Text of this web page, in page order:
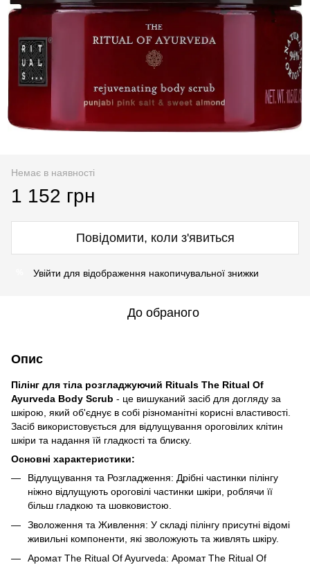
Немає в наявності
1 152 грн
Повідомити, коли з'явиться
Увійти для відображення накопичувальної знижки
До обраного
Опис
Пілінг для тіла розгладжуючий Rituals The Ritual Of
Ayurveda Body Scrub - це вишуканий засіб для догляду за
шкірою, який об'єднує в собі різноманітні корисні властивості.
Засіб використовується для відлущування ороговілих клітин
шкіри та надання їй гладкості та блиску.
Основні характеристики:
Відлущування та Розгладження: Дрібні частинки пілінгу
ніжно відлущують ороговілі частинки шкіри, роблячи її
більш гладкою та шовковистою.
Зволоження та Живлення: У складі пілінгу присутні відомі
живильні компоненти, які зволожують та живлять шкіру.
Аромат The Ritual Of Ayurveda: Аромат The Ritual Of